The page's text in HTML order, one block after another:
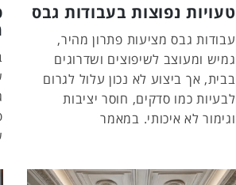
טעויות נפוצות בעבודות גבס
עבודות גבס מציעות פתרון מהיר,
גמיש ומעוצב לשיפוצים ושדרוגים
בבית, אך ביצוע לא נכון עלול לגרום
לבעיות כמו סדקים, חוסר יציבות
וגימור לא איכותי. במאמר